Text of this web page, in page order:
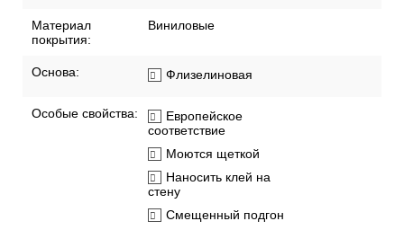
Материал
покрытия:
Виниловые
Основа: Флизелиновая
Особые свойства:
Европейское
соответствие
Моются щеткой
Наносить клей на
стену
Смещенный подгон